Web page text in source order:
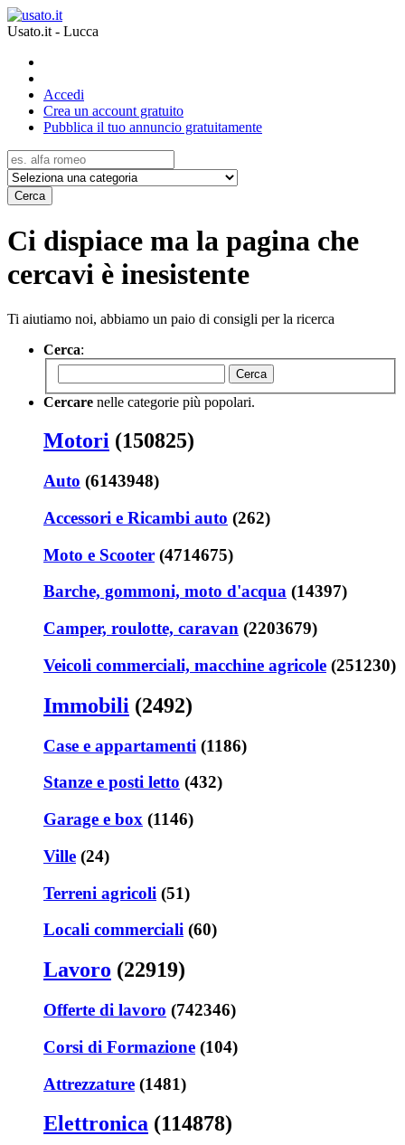
Usato.it - Lucca
Accedi
Crea un account gratuito
Pubblica il tuo annuncio gratuitamente
Cerca
Ci dispiace ma la pagina che
cercavi è inesistente
Ti aiutiamo noi, abbiamo un paio di consigli per la ricerca
Cerca:
Cerca
Cercare nelle categorie più popolari.
Motori (150825)
Auto (6143948)
Accessori e Ricambi auto (262)
Moto e Scooter (4714675)
Barche, gommoni, moto d'acqua (14397)
Camper, roulotte, caravan (2203679)
Veicoli commerciali, macchine agricole (251230)
Immobili (2492)
Case e appartamenti (1186)
Stanze e posti letto (432)
Garage e box (1146)
Ville (24)
Terreni agricoli (51)
Locali commerciali (60)
Lavoro (22919)
Offerte di lavoro (742346)
Corsi di Formazione (104)
Attrezzature (1481)
Elettronica (114878)